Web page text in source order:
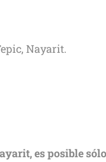
Nayarit.
es posible